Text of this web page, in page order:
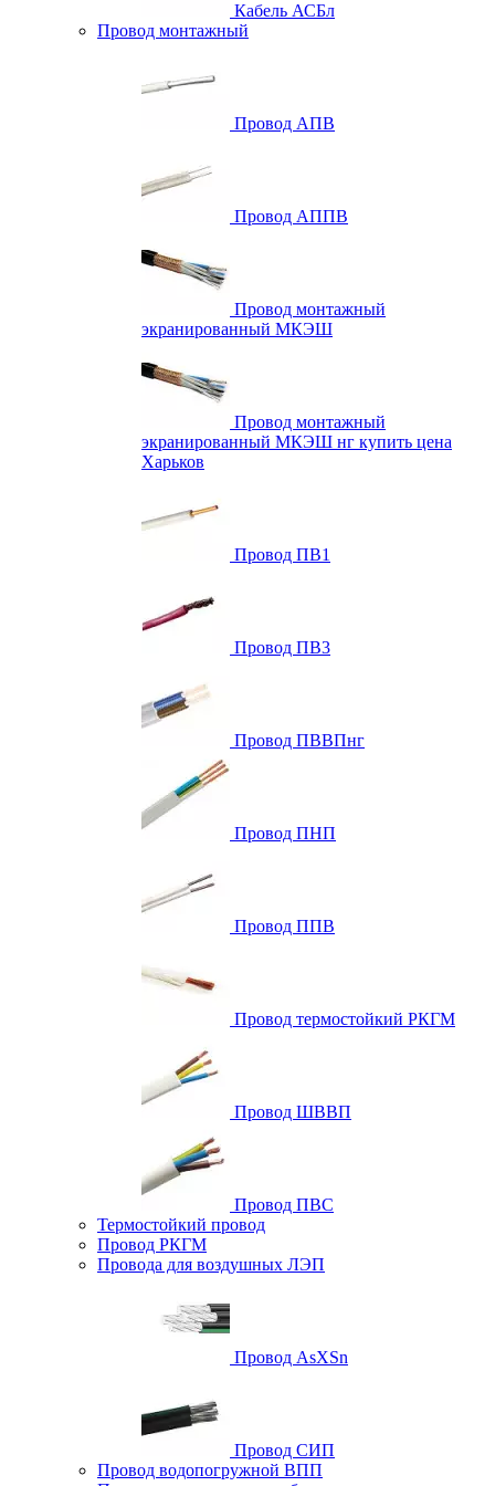
Кабель АСБл
Провод монтажный
Провод АПВ
Провод АППВ
Провод монтажный
экранированный МКЭШ
Провод монтажный
экранированный МКЭШ нг купить цена
Харьков
Провод ПВ1
Провод ПВ3
Провод ПВВПнг
Провод ПНП
Провод ППВ
Провод термостойкий РКГМ
Провод ШВВП
Провод ПВС
Термостойкий провод
Провод РКГМ
Провода для воздушных ЛЭП
Провод AsXSn
Провод СИП
Провод водопогружной ВПП